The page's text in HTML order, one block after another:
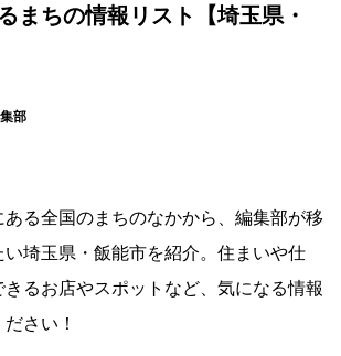
まちの情報リスト【埼玉県・
部
る全国のまちのなかから、編集部が移
埼玉県・飯能市を紹介。住まいや仕
るお店やスポットなど、気になる情報
さい！